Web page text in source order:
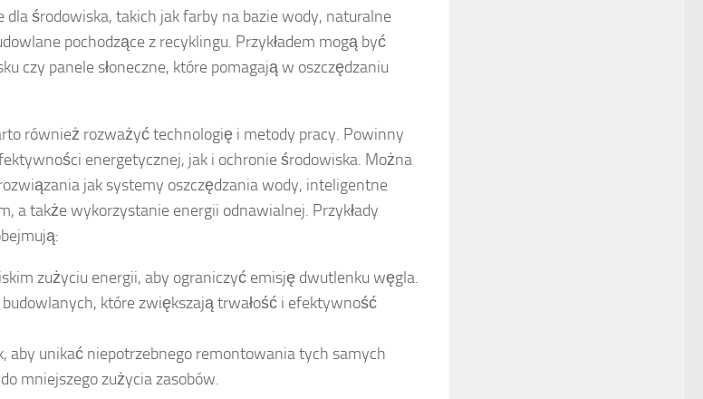
dla środowiska, takich jak farby na bazie wody, naturalne
pochodzące z recyklingu. Przykładem mogą być
czy panele słoneczne, które pomagają w oszczędzaniu
również rozważyć technologię i metody pracy. Powinny
energetycznej, jak i ochronie środowiska. Można
jak systemy oszczędzania wody, inteligentne
a także wykorzystanie energii odnawialnej. Przykłady
zużyciu energii, aby ograniczyć emisję dwutlenku węgla.
które zwiększają trwałość i efektywność
aby unikać niepotrzebnego remontowania tych samych
mniejszego zużycia zasobów.